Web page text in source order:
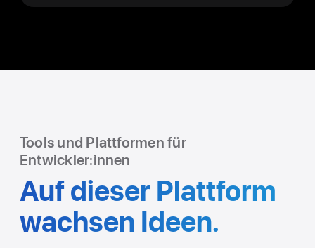
Tools und Plattformen für
Entwickler:innen
Auf dieser Plattform
wachsen Ideen.